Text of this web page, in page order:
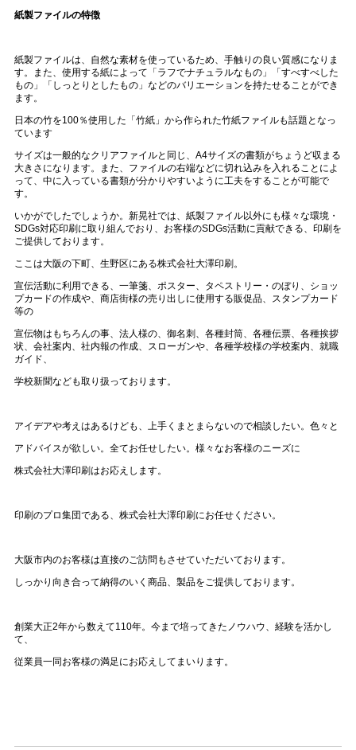
紙製ファイルの特徴
紙製ファイルは、自然な素材を使っているため、手触りの良い質感になりま
す。また、使用する紙によって「ラフでナチュラルなもの」「すべすべした
もの」「しっとりとしたもの」などのバリエーションを持たせることができ
ます。
日本の竹を100％使用した「竹紙」から作られた竹紙ファイルも話題となっ
ています
サイズは一般的なクリアファイルと同じ、 A4サイズの書類がちょうど収まる
大きさになります。また、ファイルの右端などに切れ込みを入れることによ
って、中に入っている書類が分かりやすいように工夫をすることが可能で
す。
いかがでしたでしょうか。新晃社では、紙製ファイル以外にも様々な環境・
SDGs対応印刷に取り組んでおり、お客様のSDGs活動に貢献できる、印刷を
ご提供しております。
ここは大阪の下町、生野区にある株式会社大澤印刷。
宣伝活動に利用できる、一筆箋、ポスター、タペストリー・のぼり、ショッ
プカードの作成や、商店街様の売り出しに使用する販促品、スタンプカード
等の
宣伝物はもちろんの事、法人様の、御名刺、各種封筒、各種伝票、各種挨拶
状、会社案内、社内報の作成、スローガンや、各種学校様の学校案内、就職
ガイド、
学校新聞なども取り扱っております。
アイデアや考えはあるけども、上手くまとまらないので相談したい。色々と
アドバイスが欲しい。全てお任せしたい。様々なお客様のニーズに
株式会社大澤印刷はお応えします。
印刷のプロ集団である、株式会社大澤印刷にお任せください。
大阪市内のお客様は直接のご訪問もさせていただいております。
しっかり向き合って納得のいく商品、製品をご提供しております。
創業大正2年から数えて110年。今まで培ってきたノウハウ、経験を活かし
て、
従業員一同お客様の満足にお応えしてまいります。